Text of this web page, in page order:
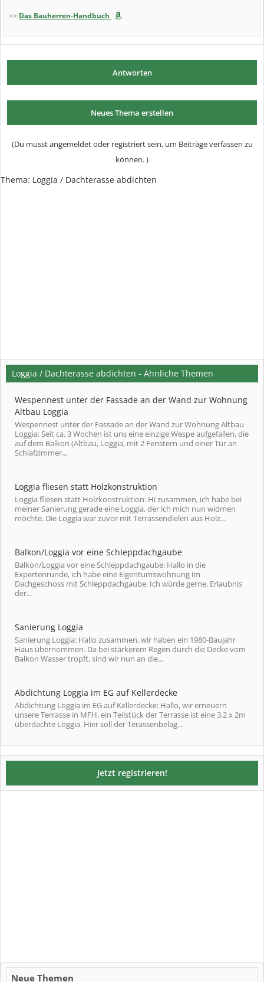
>> Das Bauherren-Handbuch
Antworten
Neues Thema erstellen
(Du musst angemeldet oder registriert sein, um Beiträge verfassen zu
können. )
Thema: Loggia / Dachterasse abdichten
Loggia / Dachterasse abdichten - Ähnliche Themen
Wespennest unter der Fassade an der Wand zur Wohnung
Altbau Loggia
Wespennest unter der Fassade an der Wand zur Wohnung Altbau
Loggia: Seit ca. 3 Wochen ist uns eine einzige Wespe aufgefallen, die
auf dem Balkon (Altbau, Loggia, mit 2 Fenstern und einer Tür an
Schlafzimmer...
Loggia fliesen statt Holzkonstruktion
Loggia fliesen statt Holzkonstruktion: Hi zusammen, ich habe bei
meiner Sanierung gerade eine Loggia, der ich mich nun widmen
möchte. Die Loggia war zuvor mit Terrassendielen aus Holz...
Balkon/Loggia vor eine Schleppdachgaube
Balkon/Loggia vor eine Schleppdachgaube: Hallo in die
Expertenrunde, ich habe eine Eigentumswohnung im
Dachgeschoss mit Schleppdachgaube. Ich würde gerne, Erlaubnis
der...
Sanierung Loggia
Sanierung Loggia: Hallo zusammen, wir haben ein 1980-Baujahr
Haus übernommen. Da bei stärkerem Regen durch die Decke vom
Balkon Wasser tropft, sind wir nun an die...
Abdichtung Loggia im EG auf Kellerdecke
Abdichtung Loggia im EG auf Kellerdecke: Hallo, wir erneuern
unsere Terrasse in MFH, ein Teilstück der Terrasse ist eine 3,2 x 2m
überdachte Loggia. Hier soll der Terassenbelag...
Jetzt registrieren!
Neue Themen